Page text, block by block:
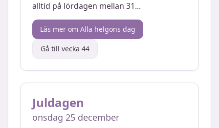
alltid på lördagen mellan 31...
Läs mer om Alla helgons dag
Gå till vecka 44
Juldagen
onsdag 25 december